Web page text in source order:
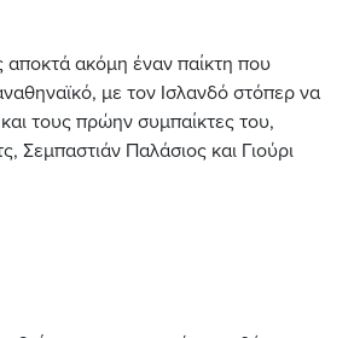
αποκτά ακόμη έναν παίκτη που
με τον Ισλανδό στόπερ να
τους πρώην συμπαίκτες του,
Σεμπαστιάν Παλάσιος και Γιούρι